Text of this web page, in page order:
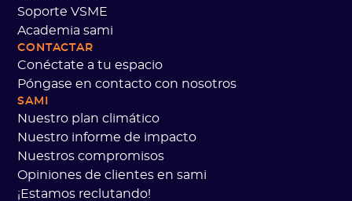
Soporte VSME
Academia sami
CONTACTAR
Conéctate a tu espacio
Póngase en contacto con nosotros
SAMI
Nuestro plan climático
Nuestro informe de impacto
Nuestros compromisos
Opiniones de clientes en sami
¡Estamos reclutando!